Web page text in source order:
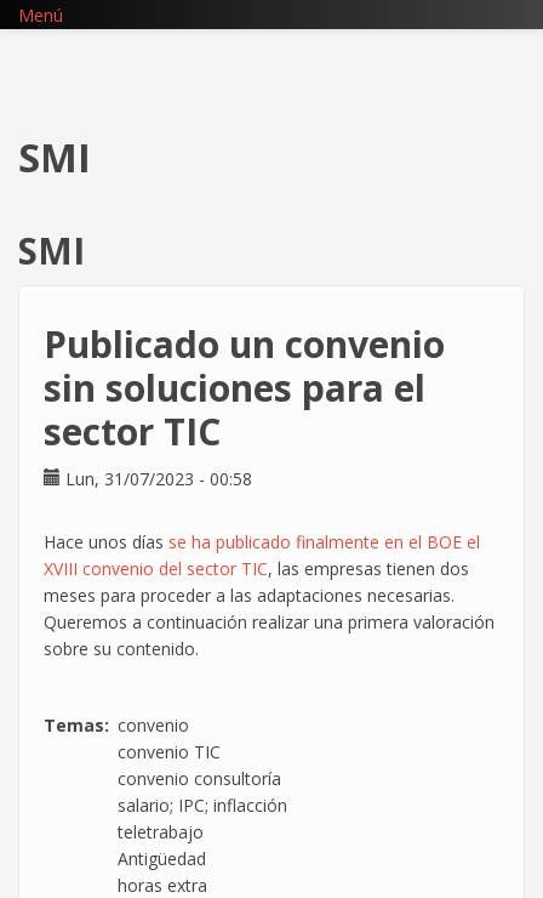
Pasar
Menú
SMI
SMI
Publicado un convenio
sin soluciones para el
sector TIC
Lun, 31/07/2023 - 00:58
Hace unos días se ha publicado finalmente en el BOE el
XVIII convenio del sector TIC, las empresas tienen dos
meses para proceder a las adaptaciones necesarias.
Queremos a continuación realizar una primera valoración
sobre su contenido.
Temas
convenio
convenio TIC
convenio consultoría
salario; IPC; inflacción
teletrabajo
Antigüedad
horas extra